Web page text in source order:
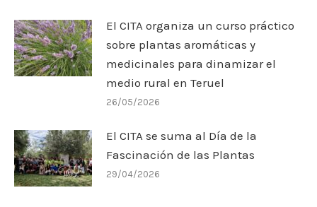
El CITA organiza un curso práctico
sobre plantas aromáticas y
medicinales para dinamizar el
medio rural en Teruel
26/05/2026
El CITA se suma al Día de la
Fascinación de las Plantas
29/04/2026